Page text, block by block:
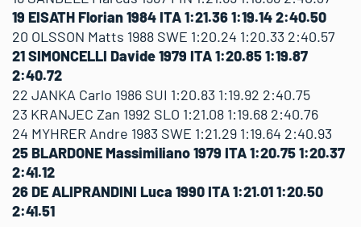
19 EISATH Florian 1984 ITA 1:21.36 1:19.14 2:40.50
20 OLSSON Matts 1988 SWE 1:20.24 1:20.33 2:40.57
21 SIMONCELLI Davide 1979 ITA 1:20.85 1:19.87
2:40.72
22 JANKA Carlo 1986 SUI 1:20.83 1:19.92 2:40.75
23 KRANJEC Zan 1992 SLO 1:21.08 1:19.68 2:40.76
24 MYHRER Andre 1983 SWE 1:21.29 1:19.64 2:40.93
25 BLARDONE Massimiliano 1979 ITA 1:20.75 1:20.37
2:41.12
26 DE ALIPRANDINI Luca 1990 ITA 1:21.01 1:20.50
2:41.51